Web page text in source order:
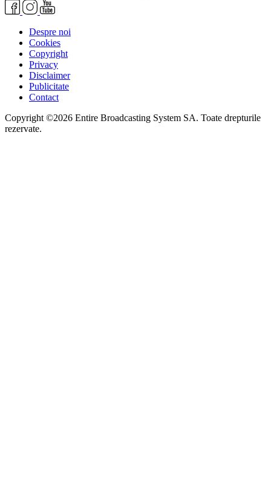
Despre noi
Cookies
Copyright
Privacy
Disclaimer
Publicitate
Contact
Copyright ©2026 Entire Broadcasting System SA. Toate drepturile
rezervate.